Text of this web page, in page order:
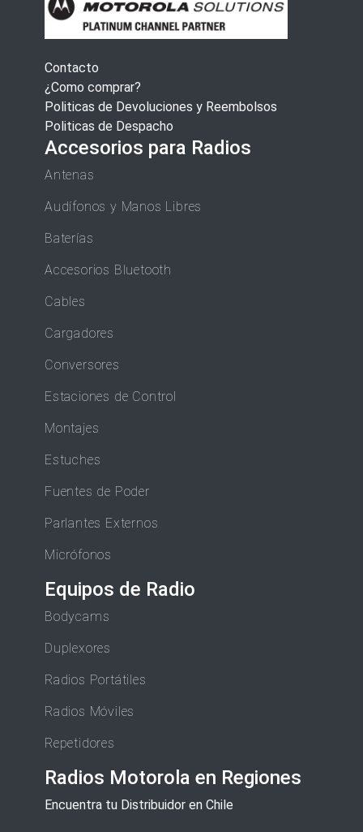
Contacto
¿Como comprar?
Politicas de Devoluciones y Reembolsos
Politicas de Despacho
Accesorios para Radios
Antenas
Audífonos y Manos Libres
Baterías
Accesorios Bluetooth
Cables
Cargadores
Conversores
Estaciones de Control
Montajes
Estuches
Fuentes de Poder
Parlantes Externos
Micrófonos
Equipos de Radio
Bodycams
Duplexores
Radios Portátiles
Radios Móviles
Repetidores
Radios Motorola en Regiones
Encuentra tu Distribuidor en Chile